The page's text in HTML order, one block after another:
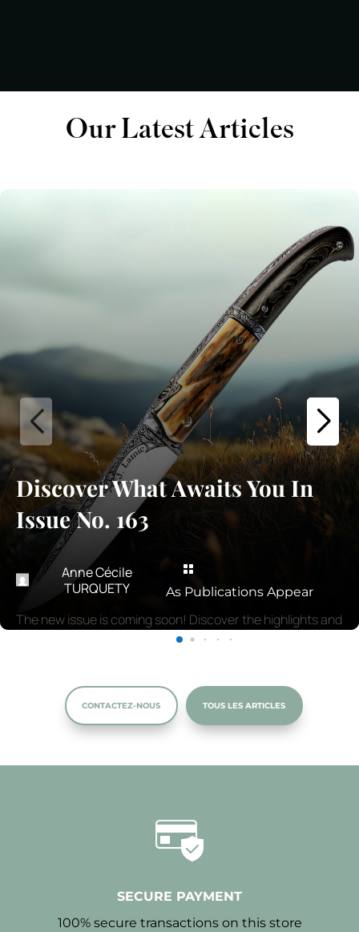
Our Latest Articles
Discover What Awaits You In
Issue No. 163
Anne Cécile
TURQUETY

As Publications Appear
The new issue is coming soon! Discover the highlights and
CONTACTEZ-NOUS TOUS LES ARTICLES
SECURE PAYMENT
100% secure transactions on this store